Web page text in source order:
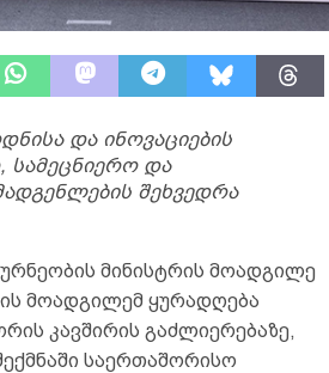
და ინოვაციების
სამეცნიერო და
შეხვედრა
მინისტრის მოადგილე
მოადგილემ ყურადღება
კავშირის გაძლიერებაზე,
საერთაშორისო